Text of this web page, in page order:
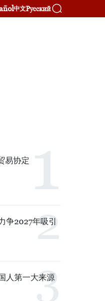
中文Русский
易协定
争2027年吸引
人第一大来源